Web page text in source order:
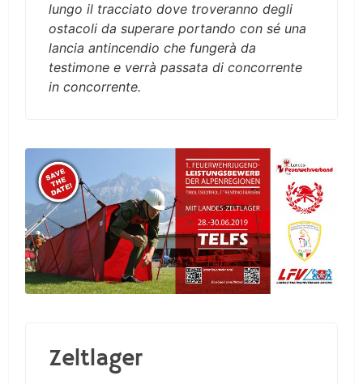
lungo il tracciato dove troveranno degli
ostacoli da superare portando con sé una
lancia antincendio che fungerà da
testimone e verrà passata di concorrente
in concorrente.
Zeltlager